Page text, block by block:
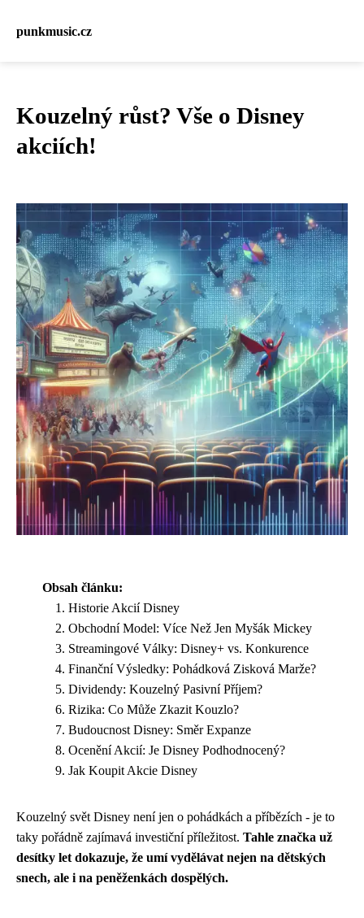
punkmusic.cz
Kouzelný růst? Vše o Disney
akciích!
Obsah článku:
Historie Akcií Disney
Obchodní Model: Více Než Jen Myšák Mickey
Streamingové Války: Disney+ vs. Konkurence
Finanční Výsledky: Pohádková Zisková Marže?
Dividendy: Kouzelný Pasivní Příjem?
Rizika: Co Může Zkazit Kouzlo?
Budoucnost Disney: Směr Expanze
Ocenění Akcií: Je Disney Podhodnocený?
Jak Koupit Akcie Disney
Kouzelný svět Disney není jen o pohádkách a příbězích - je to
taky pořádně zajímavá investiční příležitost. Tahle značka už
desítky let dokazuje, že umí vydělávat nejen na dětských
snech, ale i na peněženkách dospělých.